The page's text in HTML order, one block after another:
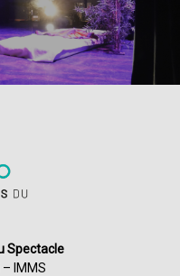
Spectacle
– IMMS